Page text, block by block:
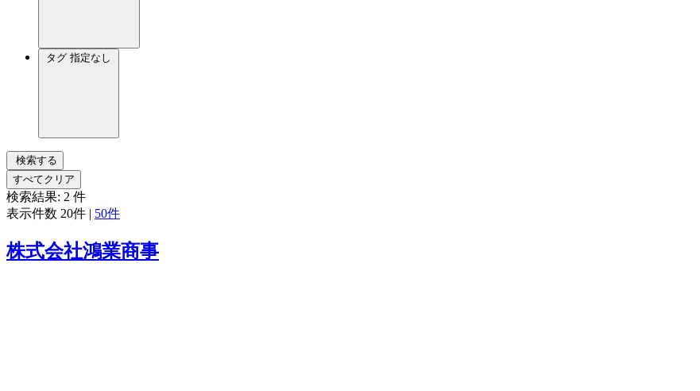
タグ 指定なし
検索する
すべてクリア
検索結果: 2 件
表示件数 20件 | 50件
株式会社鴻業商事